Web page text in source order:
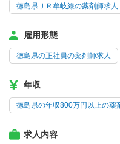
徳島県ＪＲ牟岐線の薬剤師求人
雇用形態
徳島県の正社員の薬剤師求人
年収
徳島県の年収800万円以上の薬
求人内容